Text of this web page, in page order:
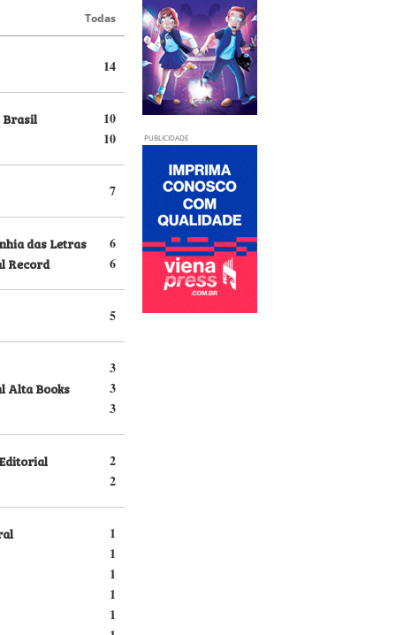
Todas
14
10
10
7
6
das Letras
6
Record
5
3
3
Alta Books
3
2
2
1
1
1
1
1
PUBLICIDADE